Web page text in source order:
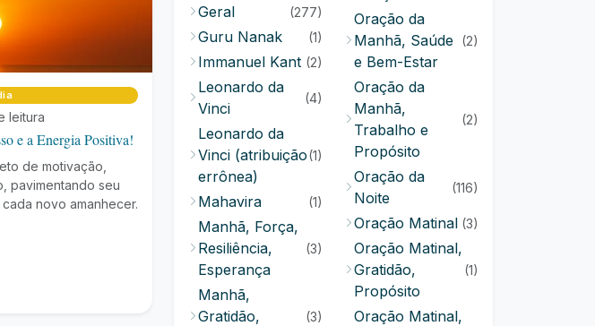
leitura
e a Energia Positiva!
de motivação,
pavimentando seu
novo amanhecer.
Geral (277)
Guru Nanak (1)
Immanuel Kant (2)
Leonardo da
Vinci
(4)
Leonardo da
Vinci (atribuição
errônea)
(1)
Mahavira (1)
Manhã, Força,
Resiliência,
Esperança
(3)
Manhã,
Gratidão,
(3)
Oração da
Manhã, Saúde
e Bem-Estar
(2)
Oração da
Manhã,
Trabalho e
Propósito
(2)
Oração da
Noite
(116)
Oração Matinal (3)
Oração Matinal,
Gratidão,
Propósito
(1)
Oração Matinal,